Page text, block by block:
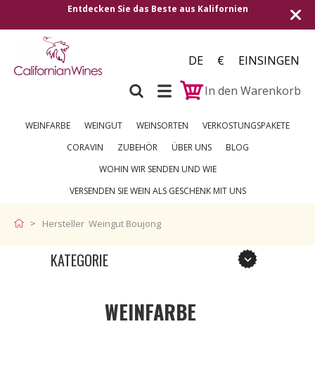
Entdecken Sie das Beste aus Kalifornien
DE €
EINSINGEN
In den Warenkorb
WEINFARBE WEINGUT WEINSORTEN
VERKOSTUNGSPAKETE
CORAVIN
ZUBEHÖR ÜBER UNS
BLOG
WOHIN WIR SENDEN UND WIE
VERSENDEN SIE WEIN ALS GESCHENK MIT UNS
Hersteller Weingut Boujong
KATEGORIE
WEINFARBE